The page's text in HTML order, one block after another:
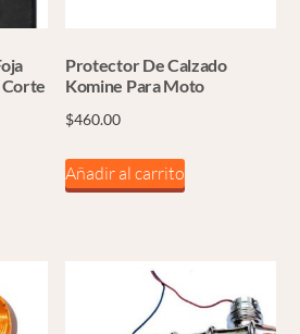
Protector De Calzado
Komine Para Moto
$460.00
Añadir al carrito